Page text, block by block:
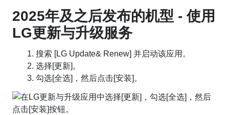
2025年及之后发布的机型 - 使用
LG更新与升级服务
1. 搜索 [LG Update& Renew] 并启动该应用。
2. 选择[更新]。
3. 勾选[全选]，然后点击[安装]。